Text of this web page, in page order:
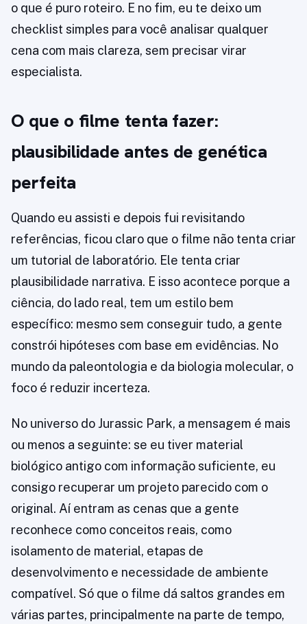
o que é puro roteiro. E no fim, eu te deixo um
checklist simples para você analisar qualquer
cena com mais clareza, sem precisar virar
especialista.
O que o filme tenta fazer:
plausibilidade antes de genética
perfeita
Quando eu assisti e depois fui revisitando
referências, ficou claro que o filme não tenta criar
um tutorial de laboratório. Ele tenta criar
plausibilidade narrativa. E isso acontece porque a
ciência, do lado real, tem um estilo bem
específico: mesmo sem conseguir tudo, a gente
constrói hipóteses com base em evidências. No
mundo da paleontologia e da biologia molecular, o
foco é reduzir incerteza.
No universo do Jurassic Park, a mensagem é mais
ou menos a seguinte: se eu tiver material
biológico antigo com informação suficiente, eu
consigo recuperar um projeto parecido com o
original. Aí entram as cenas que a gente
reconhece como conceitos reais, como
isolamento de material, etapas de
desenvolvimento e necessidade de ambiente
compatível. Só que o filme dá saltos grandes em
várias partes, principalmente na parte de tempo,